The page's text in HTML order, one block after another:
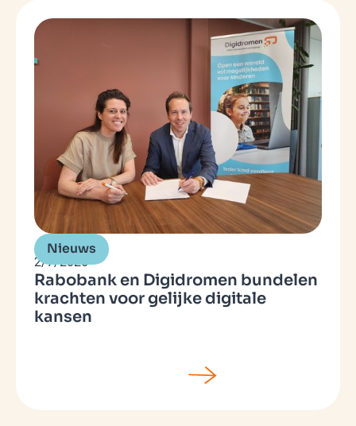
Nieuws
Rabobank en Digidromen bundelen
krachten voor gelijke digitale
kansen
2/7/2026